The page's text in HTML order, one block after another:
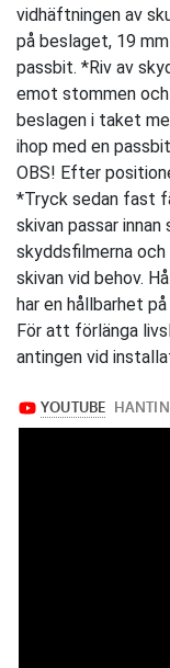
vidhäftningen av
på beslaget, 19
passbit. *Riv av
emot stommen
beslagen i taket
ihop med en
OBS! Efter
*Tryck sedan fast
skivan passar
skyddsfilmerna
skivan vid behov.
har en hållbarhet
För att förlänga
antingen vid